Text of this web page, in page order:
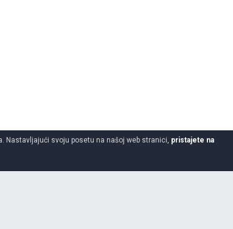
Nastavljajući svoju posetu na našoj web stranici, pristajete na